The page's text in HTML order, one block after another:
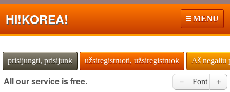
Hi!KOREA! MENU
prisijungti, prisijunk užsiregistruoti, užsiregistruok Aš negaliu
All our service is free. － Font ＋